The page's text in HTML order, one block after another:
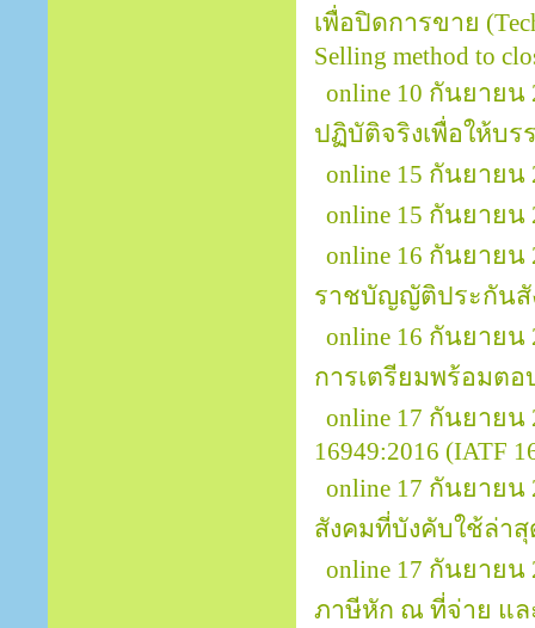
เพื่อปิดการขาย
Selling method to
online 10 กันยายน
ปฏิบัติจริงเพื่อให้บร
online 15 กันยายน
online 15 กันยายน
online 16 กันยาย
ราชบัญญัติประกันสั
online 16 กันยาย
การเตรียมพร้อมต
online 17 กันยาย
16949:2016 (IATF
online 17 กันยาย
สังคมที่บังคับใช้ล่าสุ
online 17 กันยาย
ภาษีหัก ณ ที่จ่าย แล